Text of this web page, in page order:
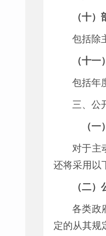
（十
包括除
（十
包括年
三、公
（
对于主
还将采用以
（二
各类政
定的从其规